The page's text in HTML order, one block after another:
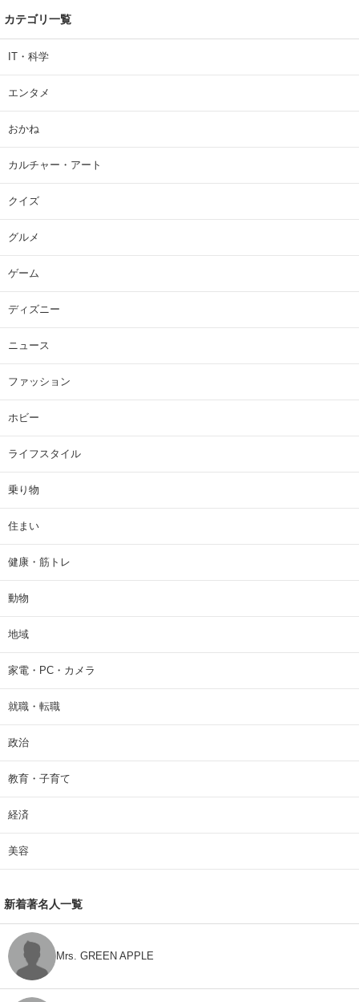
カテゴリ一覧
IT・科学
エンタメ
おかね
カルチャー・アート
クイズ
グルメ
ゲーム
ディズニー
ニュース
ファッション
ホビー
ライフスタイル
乗り物
住まい
健康・筋トレ
動物
地域
家電・PC・カメラ
就職・転職
政治
教育・子育て
経済
美容
新着著名人一覧
Mrs. GREEN APPLE